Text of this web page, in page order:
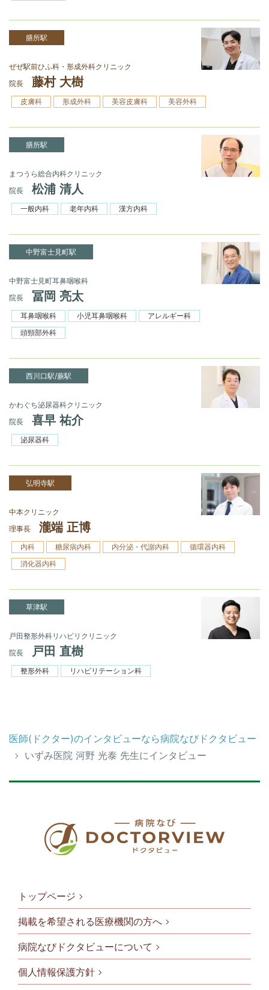
膳所駅
ぜぜ駅前ひふ科・形成外科クリニック
院長
藤村 大樹
皮膚科 形成外科 美容皮膚科 美容外科
膳所駅
まつうら総合内科クリニック
院長
松浦 清人
一般内科 老年内科 漢方内科
中野富士見町駅
中野富士見町耳鼻咽喉科
院長
冨岡 亮太
耳鼻咽喉科 小児耳鼻咽喉科
アレルギー科
頭頸部外科
西川口駅/蕨駅
かわぐち泌尿器科クリニック
院長
喜早 祐介
泌尿器科
弘明寺駅
中本クリニック
理事長
瀧端 正博
内科 糖尿病内科 内分泌・代謝内科
循環器内科
消化器内科
草津駅
戸田整形外科リハビリクリニック
院長
戸田 直樹
整形外科 リハビリテーション科
医師(ドクター)のインタビューなら病院なびドクタビュー
いずみ医院 河野 光泰 先生にインタビュー
フッタメニ
トップページ
掲載を希望される医療機関の方へ
病院なびドクタビューについて
個人情報保護方針